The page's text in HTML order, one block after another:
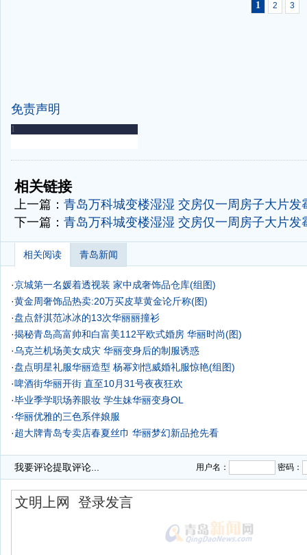
1 2 3
免责声明
-
相关链接
上一篇： 青岛万科城变楼湿湿 交房仅一周房子大片发
下一篇： 青岛万科城变楼湿湿 交房仅一周房子大片发
相关阅读 青岛新闻
·京城第一名媛着透视装 家中成奢饰品仓库(组图)
·黄金周奢饰品热卖:20万买皮草黄金论斤称(图)
·盘点舒淇范冰冰的13次华丽丽撞衫
·揭秘青岛高富帅和白富美112平欧式婚房 华丽时尚(图)
·乌克兰机场美女成灾 华丽变身后的制服诱惑
·盘点明星礼服华丽造型 杨幂刘恺威婚礼服惊艳(组图)
·啤酒街华丽开街 直至10月31号夜夜狂欢
·毕业季学职场养眼妆 学生妹华丽变身OL
·华丽优雅的三色系伴娘服
·超大牌青岛专卖店春夏丝巾 华丽梦幻新品抢先看
我要评论提取评论... 用户名： 密码：